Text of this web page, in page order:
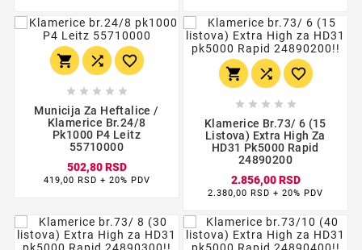
  
    
Municija Za Heftalice /
Klamerice Br.24/8
Pk1000 P4 Leitz
55710000
502,80 RSD
419,00 RSD + 20% PDV
  
    
Klamerice Br.73/ 6 (15
Listova) Extra High Za
HD31 Pk5000 Rapid
24890200
2.856,00 RSD
2.380,00 RSD + 20% PDV